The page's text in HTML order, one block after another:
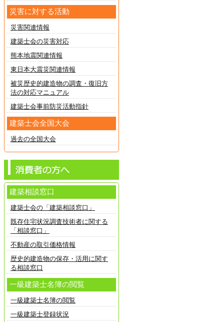
災害に対する活動
災害関連情報
建築士会の災害対応
熊本地震関連情報
東日本大震災関連情報
被災歴史的建造物の調査・復旧方
法の対応マニュアル
建築士会事前防災活動指針
建築士会全国大会
過去の全国大会
建築相談窓口
建築士会の「建築相談窓口」
既存住宅状況調査技術者に関する
「相談窓口」
不動産の取引価格情報
歴史的建造物の保存・活用に関す
る相談窓口
一級建築士名簿の閲覧
一級建築士名簿の閲覧
一級建築士登録状況